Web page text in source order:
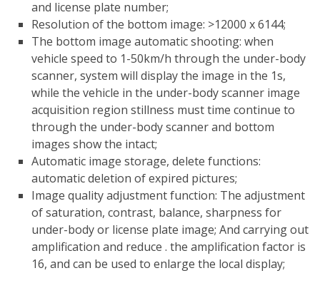
and license plate number;
Resolution of the bottom image: >12000 x 6144;
The bottom image automatic shooting: when
vehicle speed to 1-50km/h through the under-body
scanner, system will display the image in the 1s,
while the vehicle in the under-body scanner image
acquisition region stillness must time continue to
through the under-body scanner and bottom
images show the intact;
Automatic image storage, delete functions:
automatic deletion of expired pictures;
Image quality adjustment function: The adjustment
of saturation, contrast, balance, sharpness for
under-body or license plate image; And carrying out
amplification and reduce . the amplification factor is
16, and can be used to enlarge the local display;